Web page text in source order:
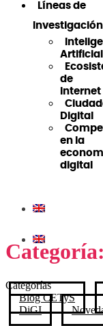
Líneas de
Investigación
Artificial
de
Internet
Digital
en la
digital
Categoría:
Categorías
Blog CETyS
DiGI